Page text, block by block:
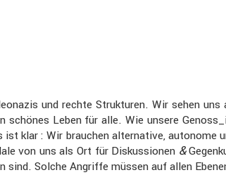
und rechte Struk­turen. Wir sehen
Leben für alle. Wie unsere
klar : Wir brauchen alter­na­tive,
von uns als Ort für Diskus­sionen &
sind. Solche Angriffe müssen auf allen